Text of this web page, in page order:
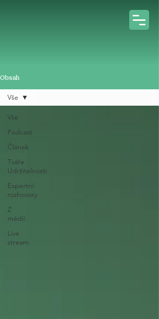
Obsah
Vše
Podcast
Článek
Tváře
Udržitelnosti
Expertní
rozhovory
Z
médií
Live
stream
Vše